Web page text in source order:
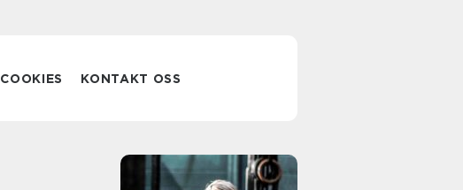
COOKIES KONTAKT OSS